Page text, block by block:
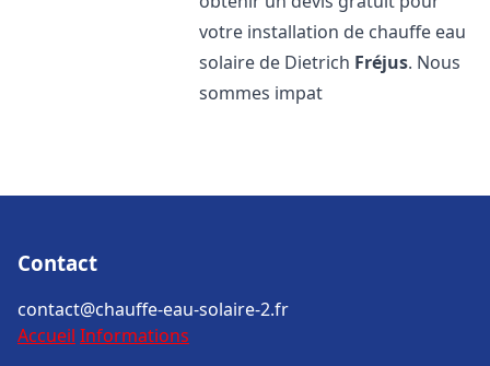
votre installation de chauffe eau
solaire de Dietrich Fréjus. Nous
sommes impat
Contact
contact@chauffe-eau-solaire-2.fr
Accueil Informations